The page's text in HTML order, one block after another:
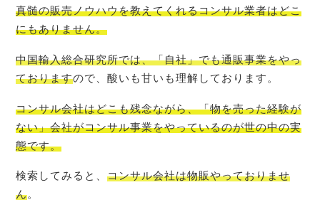
真髄の販売ノウハウを教えてくれるコンサル業者はどこ
にもありません。
中国輸入総合研究所では、「自社」でも通販事業をやっ
ておりますので、酸いも甘いも理解しております。
コンサル会社はどこも残念ながら、「物を売った経験が
ない」会社がコンサル事業をやっているのが世の中の実
態です。
検索してみると、コンサル会社は物販やっておりませ
ん。